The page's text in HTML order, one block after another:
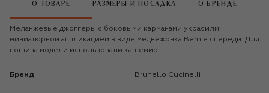
О ТОВАРЕ РАЗМЕРЫ И ПОСАДКА О БРЕНДЕ
Меланжевые джоггеры с боковыми карманами украсили
миниатюрной аппликацией в виде медвежонка Bernie спереди. Для
пошива модели использовали кашемир.
Бренд Brunello Cucinelli